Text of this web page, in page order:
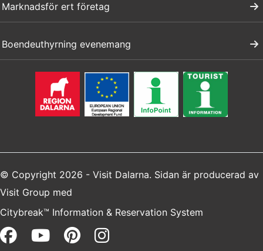
Marknadsför ert företag
Boendeuthyrning evenemang
© Copyright 2026 - Visit Dalarna. Sidan är producerad av
Visit Group med
Citybreak™ Information & Reservation System
Facebook (opens in a new
Youtube (opens in a new
Pinterest (opens in a
Instagram (opens